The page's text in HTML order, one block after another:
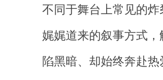
不同于舞台上常见的
娓娓道来的叙事方式
陷黑暗、却始终奔赴